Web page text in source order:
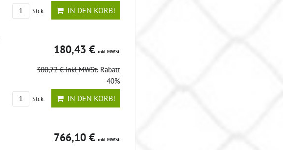
Stck. IN DEN KORB!
180,43 € inkl MWSt.
300,72 €inkl MWSt. Rabatt
40%
Stck. IN DEN KORB!
766,10 € inkl MWSt.